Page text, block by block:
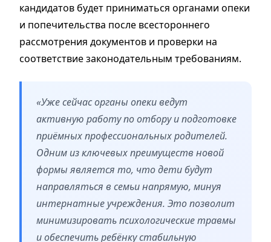
кандидатов будет приниматься органами опеки
и попечительства после всестороннего
рассмотрения документов и проверки на
соответствие законодательным требованиям.
«Уже сейчас органы опеки ведут
активную работу по отбору и подготовке
приёмных профессиональных родителей.
Одним из ключевых преимуществ новой
формы является то, что дети будут
направляться в семьи напрямую, минуя
интернатные учреждения. Это позволит
минимизировать психологические травмы
и обеспечить ребёнку стабильную